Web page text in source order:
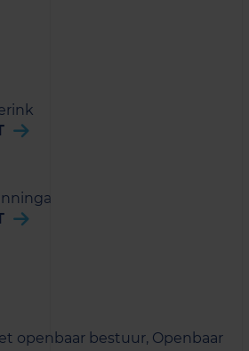
openbaar bestuur, Openbaar